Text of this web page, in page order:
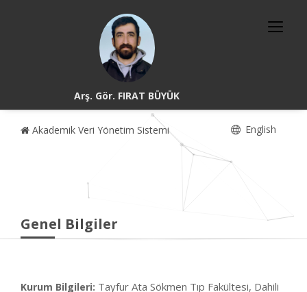
Arş. Gör. FIRAT BÜYÜK
Akademik Veri Yönetim Sistemi English
Genel Bilgiler
Kurum Bilgileri: Tayfur Ata Sökmen Tıp Fakültesi, Dahili